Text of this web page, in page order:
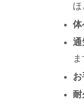
ほ
体
通
ま
耐